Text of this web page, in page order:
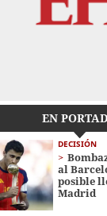
EN
DECISIÓN
al
posible
Madrid